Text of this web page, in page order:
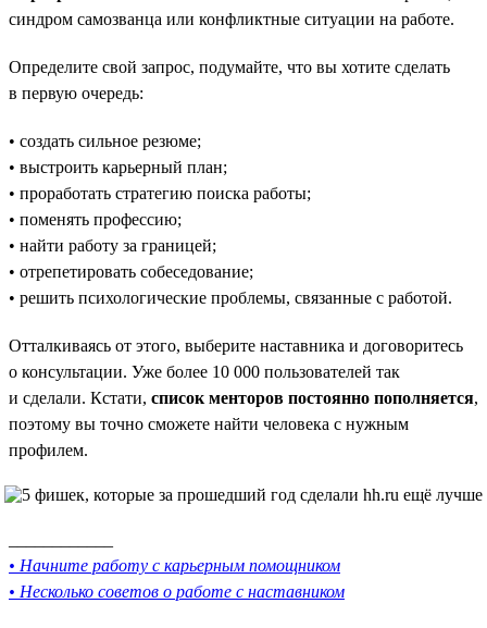
синдром самозванца или конфликтные ситуации на работе.
Определите свой запрос, подумайте, что вы хотите сделать
в первую очередь:
• создать сильное резюме;
• выстроить карьерный план;
• проработать стратегию поиска работы;
• поменять профессию;
• найти работу за границей;
• отрепетировать собеседование;
• решить психологические проблемы, связанные с работой.
Отталкиваясь от этого, выберите наставника и договоритесь
о консультации. Уже более 10 000 пользователей так
и сделали. Кстати, список менторов постоянно пополняется,
поэтому вы точно сможете найти человека с нужным
профилем.
• Начните работу с карьерным помощником
• Несколько советов о работе с наставником